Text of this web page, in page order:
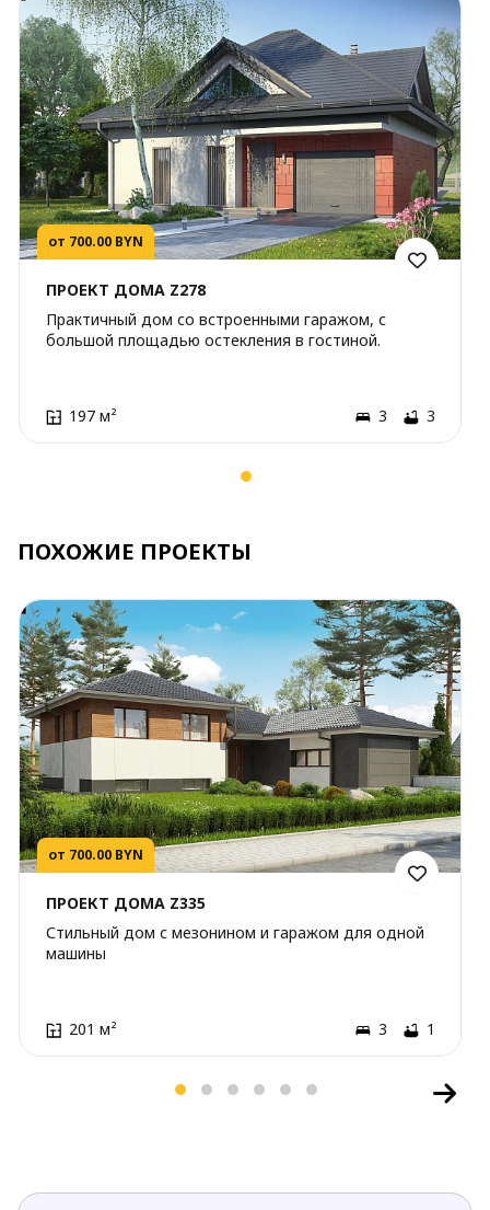
от 700.00 BYN
ПРОЕКТ ДОМА Z278
Практичный дом со встроенными гаражом, с
большой площадью остекления в гостиной.
197 м² 3 3
ПОХОЖИЕ ПРОЕКТЫ
от 700.00 BYN
ПРОЕКТ ДОМА Z335
Стильный дом с мезонином и гаражом для одной
машины
201 м² 3 1